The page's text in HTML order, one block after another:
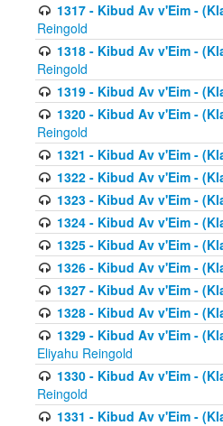
1317 - Kibud Av v'Eim -
Reingold
1318 - Kibud Av v'Eim -
Reingold
1319 - Kibud Av v'Eim -
1320 - Kibud Av v'Eim -
Reingold
1321 - Kibud Av v'Eim -
1322 - Kibud Av v'Eim -
1323 - Kibud Av v'Eim -
1324 - Kibud Av v'Eim -
1325 - Kibud Av v'Eim -
1326 - Kibud Av v'Eim -
1327 - Kibud Av v'Eim -
1328 - Kibud Av v'Eim -
1329 - Kibud Av v'Eim -
Eliyahu Reingold
1330 - Kibud Av v'Eim -
Reingold
1331 - Kibud Av v'Eim -